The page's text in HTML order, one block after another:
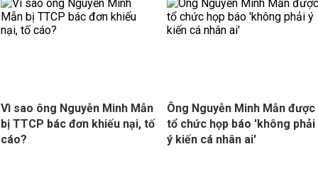
Vì sao ông Nguyễn Minh Mẫn
bị TTCP bác đơn khiếu nại, tố
cáo?
Ông Nguyễn Minh Mẫn được
tổ chức họp báo 'không phải
ý kiến cá nhân ai'